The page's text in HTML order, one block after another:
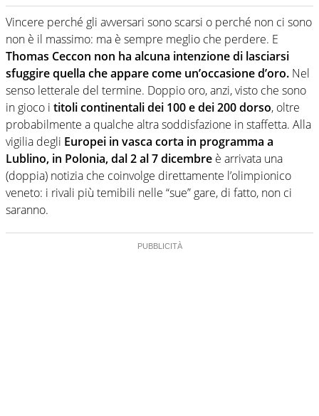
Vincere perché gli avversari sono scarsi o perché non ci sono
non è il massimo: ma è sempre meglio che perdere. E
Thomas Ceccon non ha alcuna intenzione di lasciarsi
sfuggire quella che appare come un’occasione d’oro. Nel
senso letterale del termine. Doppio oro, anzi, visto che sono
in gioco i titoli continentali dei 100 e dei 200 dorso, oltre
probabilmente a qualche altra soddisfazione in staffetta. Alla
vigilia degli Europei in vasca corta in programma a
Lublino, in Polonia, dal 2 al 7 dicembre è arrivata una
(doppia) notizia che coinvolge direttamente l’olimpionico
veneto: i rivali più temibili nelle “sue” gare, di fatto, non ci
saranno.